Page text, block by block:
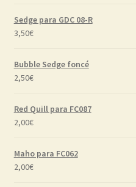
Sedge para GDC 08-R
3,50€
Bubble Sedge foncé
2,50€
Red Quill para FC087
2,00€
Maho para FC062
2,00€